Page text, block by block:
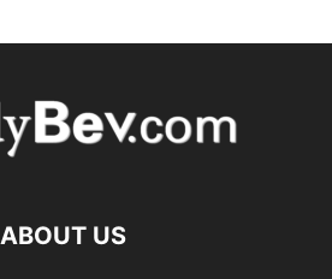
ABOUT US